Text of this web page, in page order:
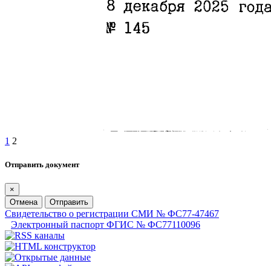
1 2
Отправить документ
×
Отмена
Отправить
Свидетельство о регистрации СМИ № ФС77-47467
Электронный паспорт ФГИС № ФС77110096